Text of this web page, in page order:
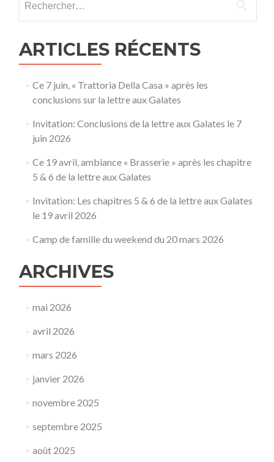
ARTICLES RÉCENTS
Ce 7 juin, « Trattoria Della Casa » après les
conclusions sur la lettre aux Galates
Invitation: Conclusions de la lettre aux Galates le 7
juin 2026
Ce 19 avril, ambiance « Brasserie » après les chapitre
5 & 6 de la lettre aux Galates
Invitation: Les chapitres 5 & 6 de la lettre aux Galates
le 19 avril 2026
Camp de famille du weekend du 20 mars 2026
ARCHIVES
mai 2026
avril 2026
mars 2026
janvier 2026
novembre 2025
septembre 2025
août 2025